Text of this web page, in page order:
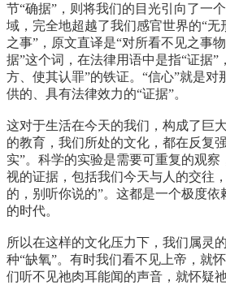
节“确据”，则将我们的目光引向了一
域，完全地超越了我们感官世界的“无
之事”，原文直译是“对所看不见之事
据”这个词，在法律用语中是指“证据”
方、使其认罪”的铁证。“信心”就是对
供的、具有法律效力的“证据”。
这对于生活在今天的我们，构成了巨
的教育，我们所处的文化，都在反复
实”。科学的实验是需要可重复的观
视的证据，包括我们今天与人的交往
的，别听你说的”。这都是一个极度
的时代。
所以在这样的文化压力下，我们属灵
种“缺氧”。有时我们看不见上帝，就
们听不见祂肉耳能闻的声音，就怀疑